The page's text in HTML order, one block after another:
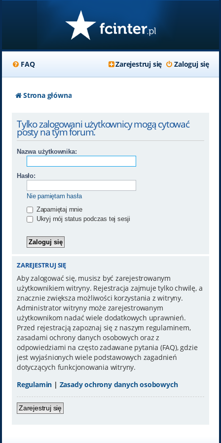
FAQ Zaloguj się
Zarejestruj się
Strona główna
Tylko zalogowani użytkownicy mogą cytować
posty na tym forum.
Nazwa użytkownika:
Hasło:
Nie pamiętam hasła
Zapamiętaj mnie
Ukryj mój status podczas tej sesji
ZAREJESTRUJ SIĘ
Aby zalogować się, musisz być zarejestrowanym
użytkownikiem witryny. Rejestracja zajmuje tylko chwilę, a
znacznie zwiększa możliwości korzystania z witryny.
Administrator witryny może zarejestrowanym
użytkownikom nadać wiele dodatkowych uprawnień.
Przed rejestracją zapoznaj się z naszym regulaminem,
zasadami ochrony danych osobowych oraz z
odpowiedziami na często zadawane pytania (FAQ), gdzie
jest wyjaśnionych wiele podstawowych zagadnień
dotyczących funkcjonowania witryny.
Regulamin | Zasady ochrony danych osobowych
Zarejestruj się